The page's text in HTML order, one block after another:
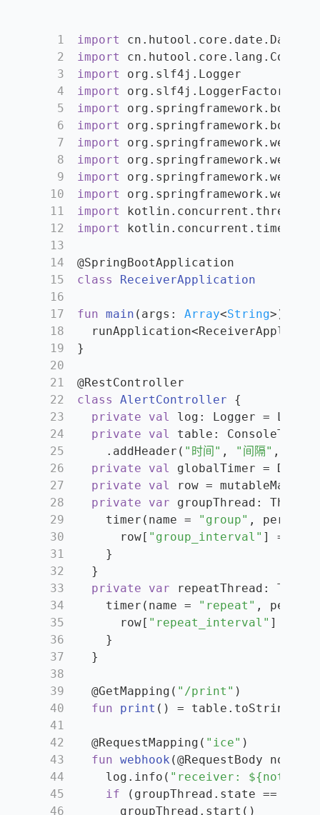
1
2
3
4
5
6
7
8
9
10
11
12
13
14
15
16
17
18
19
20
21
22
23
24
25
26
27
28
29
30
31
32
33
34
35
36
37
38
39
40
41
42
43
44
45
46
import
import
import
org.slf4j.Logger
import
org.slf4j.LoggerFactory
import
import
import
import
import
import
import
kotlin.concurrent.thread
import
kotlin.concurrent.timer
@SpringBootApplication
class
ReceiverApplication
fun main (args: Array<String>)
}
@RestController
class
AlertController {
private
val
log: Logger =
private
val
table: ConsoleTable
    .addHeader(
"时间" , "间隔" ,
private
val
globalTimer =
private
val
row =
private
var groupThread:
    timer(name =
"group" , period
      row[
"group_interval" ] =
    }
  }
private
var repeatThread:
    timer(name =
"repeat" ,
      row[
"repeat_interval" ] =
    }
  }
@GetMapping( "/print" )
fun
print () = table.toString()
@RequestMapping( "ice" )
fun webhook (@RequestBody
    log.info(
"receiver:
if (groupThread.state ==
      groupThread.start()